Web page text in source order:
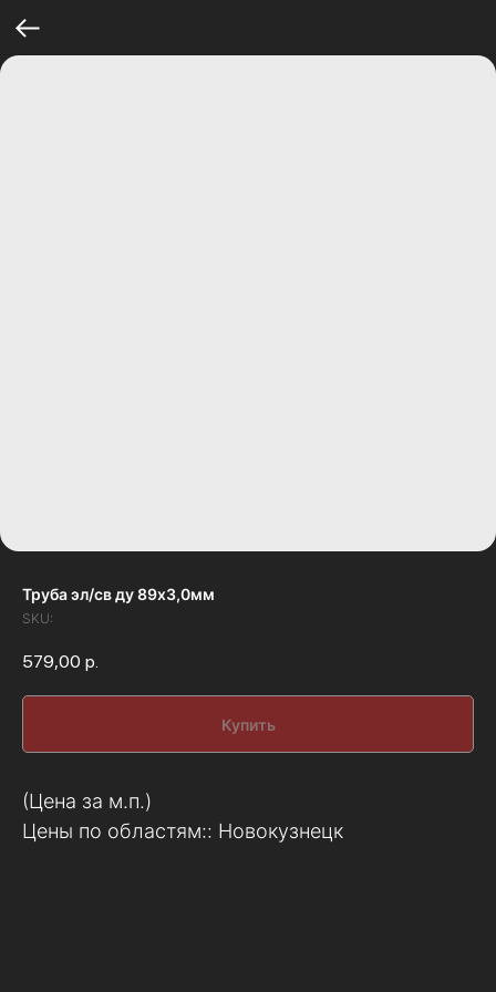
Труба эл/св ду 89х3,0мм
SKU:
579,00 р.
Купить
(Цена за м.п.)
Цены по областям:: Новокузнецк